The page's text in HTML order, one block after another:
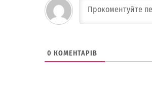
0 КОМЕНТАРІВ